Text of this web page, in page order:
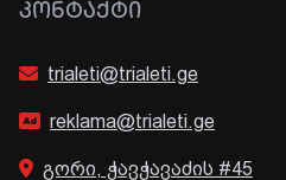
ᲙᲝᲜᲢᲐᲥᲢᲘ
trialeti@trialeti.ge
reklama@trialeti.ge
გორი, ჭავჭავაძის #45